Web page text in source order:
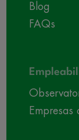
Blog
FAQs
Empresas